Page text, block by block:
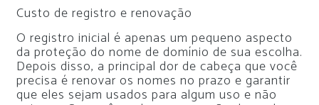
Custo de registro e renovação
O registro inicial é apenas um pequeno aspecto
da proteção do nome de domínio de sua escolha.
Depois disso, a principal dor de cabeça que você
precisa é renovar os nomes no prazo e garantir
que eles sejam usados ​​para algum uso e não